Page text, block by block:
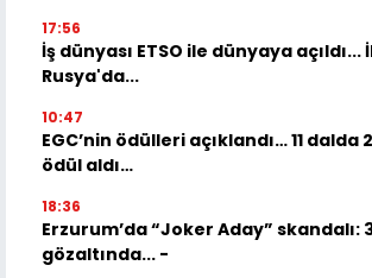
17:56
İş dünyası ETSO ile dünyaya açıldı...
Rusya'da...
10:47
EGC’nin ödülleri açıklandı… 11
ödül aldı…
18:36
Erzurum’da “Joker Aday” skandalı:
gözaltında... -